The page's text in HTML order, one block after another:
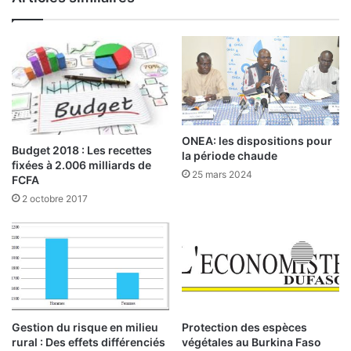
s
r
v
i
c
s
m
o
i
s
c
h
e
r
a
u
B
h
a
e
n
n
e
C
i
r
o
n
s
c
r
r
Budget 2018 : Les recettes
fixées à 2.006 milliards de
FCFA
2 octobre 2017
ONEA: les dispositions pour
la période chaude
25 mars 2024
Gestion du risque en milieu
rural : Des effets différenciés
Protection des espèces
végétales au Burkina Faso